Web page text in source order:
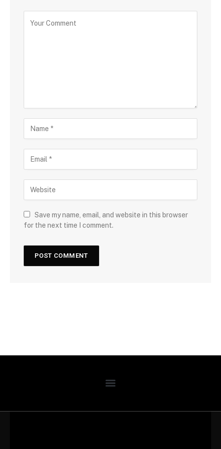
Save my name, email, and website in this browser
for the next time I comment.